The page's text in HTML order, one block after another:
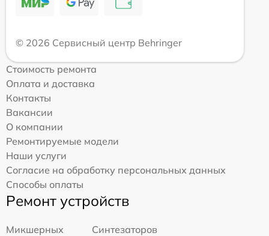
© 2026 Сервисный центр Behringer
Стоимость ремонта
Оплата и доставка
Контакты
Вакансии
О компании
Ремонтируемые модели
Наши услуги
Согласие на обработку персональных данных
Способы оплаты
Ремонт устройств
Микшерных
Синтезаторов